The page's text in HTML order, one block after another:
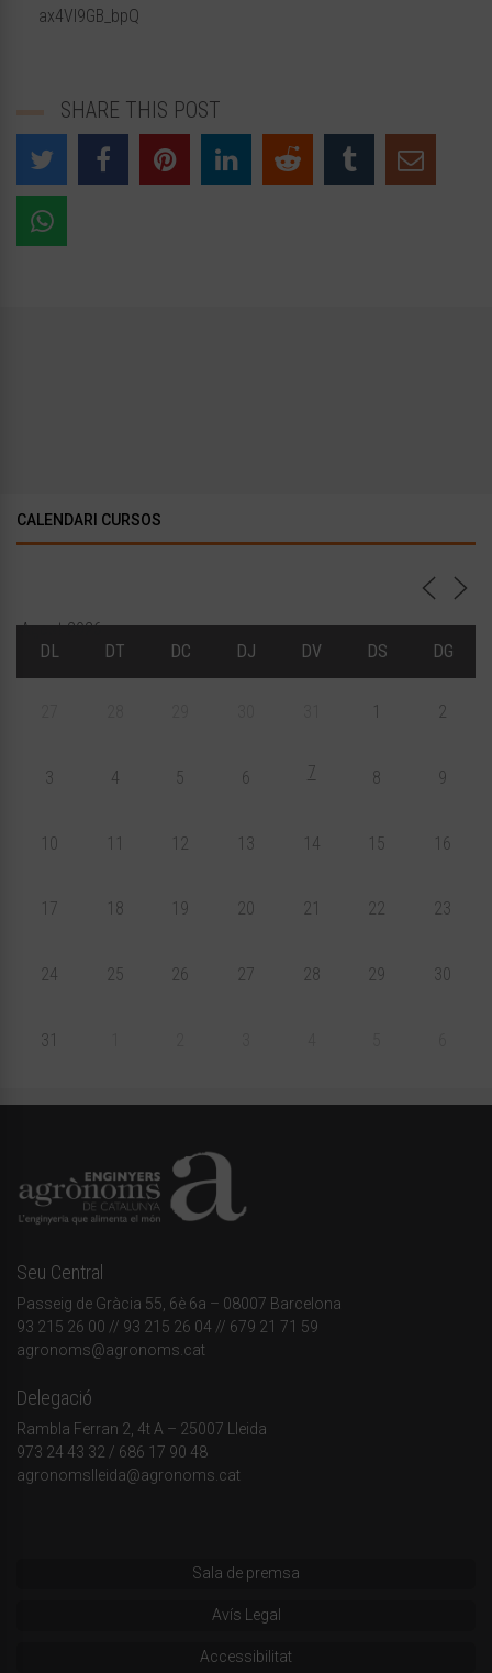
ax4Vl9GB_bpQ
SHARE THIS POST
CALENDARI CURSOS
Agost 2026
DL
DT DC DJ DV DS DG
1 2
3 4 5 6 7 8 9
10 11 12 13 14 15 16
17 18 19 20 21 22 23
24 25 26 27 28 29 30
31
Seu Central
Passeig de Gràcia 55, 6è 6a – 08007 Barcelona
93 215 26 00 // 93 215 26 04 // 679 21 71 59
agronoms@agronoms.cat
Delegació
Rambla Ferran 2, 4t A – 25007 Lleida
973 24 43 32 / 686 17 90 48
agronomslleida@agronoms.cat
Sala de premsa
Avís Legal
Accessibilitat